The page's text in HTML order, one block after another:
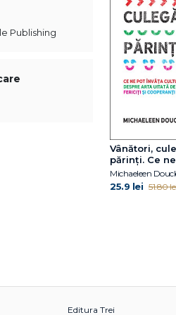
Publishing
Vânători,
părinți. Ce
învăța
străvechi
uitată de a
Michaeleen
25.9 lei 51.80
Editura Trei